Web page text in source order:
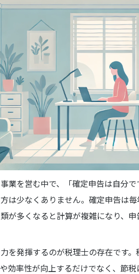
業を営む中で、「確定申告は自分
は少なくありません。確定申告は
が多くなると計算が複雑になり、
を発揮するのが税理士の存在です
効率性が向上するだけでなく、節